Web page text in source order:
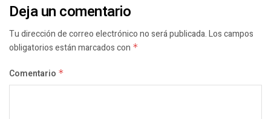
Deja un comentario
Tu dirección de correo electrónico no será publicada.Los campos
obligatorios están marcados con *
Comentario *